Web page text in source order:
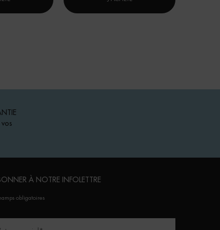
À NOTRE INFOLETTRE
obligatoires